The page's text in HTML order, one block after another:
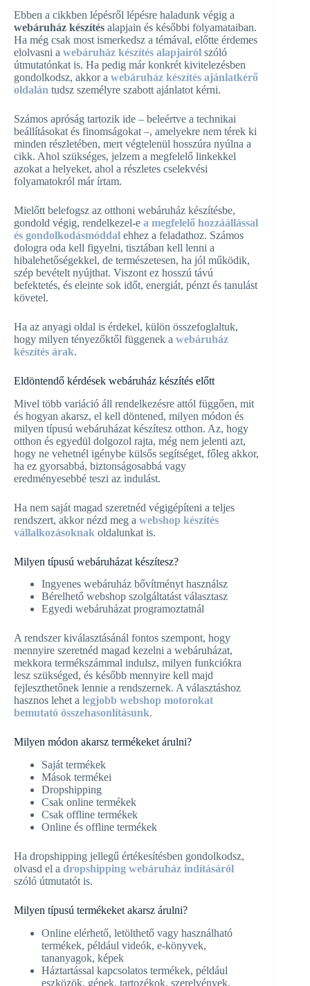
Ebben a cikkben lépésről lépésre haladunk végig a
webáruház készítés alapjain és későbbi folyamataiban.
Ha még csak most ismerkedsz a témával, előtte érdemes
elolvasni a webáruház készítés alapjairól szóló
útmutatónkat is. Ha pedig már konkrét kivitelezésben
gondolkodsz, akkor a webáruház készítés ajánlatkérő
oldalán tudsz személyre szabott ajánlatot kérni.
Számos apróság tartozik ide – beleértve a technikai
beállításokat és finomságokat –, amelyekre nem térek ki
minden részletében, mert végtelenül hosszúra nyúlna a
cikk. Ahol szükséges, jelzem a megfelelő linkekkel
azokat a helyeket, ahol a részletes cselekvési
folyamatokról már írtam.
Mielőtt belefogsz az otthoni webáruház készítésbe,
gondold végig, rendelkezel-e a megfelelő hozzáállással
és gondolkodásmóddal ehhez a feladathoz. Számos
dologra oda kell figyelni, tisztában kell lenni a
hibalehetőségekkel, de természetesen, ha jól működik,
szép bevételt nyújthat. Viszont ez hosszú távú
befektetés, és eleinte sok időt, energiát, pénzt és tanulást
követel.
Ha az anyagi oldal is érdekel, külön összefoglaltuk,
hogy milyen tényezőktől függenek a webáruház
készítés árak.
Eldöntendő kérdések webáruház készítés előtt
Mivel több variáció áll rendelkezésre attól függően, mit
és hogyan akarsz, el kell döntened, milyen módon és
milyen típusú webáruházat készítesz otthon. Az, hogy
otthon és egyedül dolgozol rajta, még nem jelenti azt,
hogy ne vehetnél igénybe külsős segítséget, főleg akkor,
ha ez gyorsabbá, biztonságosabbá vagy
eredményesebbé teszi az indulást.
Ha nem saját magad szeretnéd végigépíteni a teljes
rendszert, akkor nézd meg a webshop készítés
vállalkozásoknak oldalunkat is.
Milyen típusú webáruházat készítesz?
Ingyenes webáruház bővítményt használsz
Bérelhető webshop szolgáltatást választasz
Egyedi webáruházat programoztatnál
A rendszer kiválasztásánál fontos szempont, hogy
mennyire szeretnéd magad kezelni a webáruházat,
mekkora termékszámmal indulsz, milyen funkciókra
lesz szükséged, és később mennyire kell majd
fejleszthetőnek lennie a rendszernek. A választáshoz
hasznos lehet a legjobb webshop motorokat
bemutató összehasonlításunk.
Milyen módon akarsz termékeket árulni?
Saját termékek
Mások termékei
Dropshipping
Csak online termékek
Csak offline termékek
Online és offline termékek
Ha dropshipping jellegű értékesítésben gondolkodsz,
olvasd el a dropshipping webáruház indításáról
szóló útmutatót is.
Milyen típusú termékeket akarsz árulni?
Online elérhető, letölthető vagy használható
termékek, például videók, e-könyvek,
tananyagok, képek
Háztartással kapcsolatos termékek, például
eszközök, gépek, tartozékok, szerelvények,